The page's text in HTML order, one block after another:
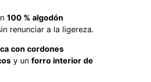
100 % algodón
renunciar a la ligereza.
con cordones
y un forro interior de